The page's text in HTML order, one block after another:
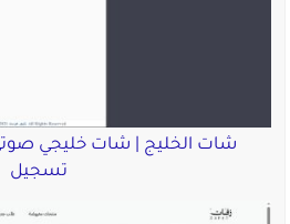
شات الخليج | شات خليجي صوتي
تسجيل